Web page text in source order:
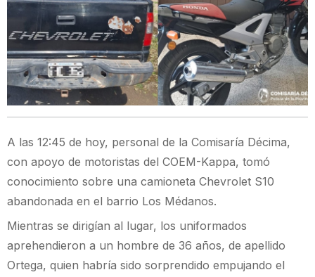
A las 12:45 de hoy, personal de la Comisaría Décima,
con apoyo de motoristas del COEM-Kappa, tomó
conocimiento sobre una camioneta Chevrolet S10
abandonada en el barrio Los Médanos.
Mientras se dirigían al lugar, los uniformados
aprehendieron a un hombre de 36 años, de apellido
Ortega, quien habría sido sorprendido empujando el